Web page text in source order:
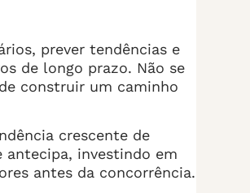
prever tendências e
de longo prazo. Não se
construir um caminho
crescente de
antecipa, investindo em
antes da concorrência.